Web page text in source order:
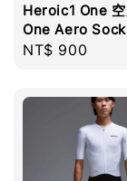
Heroic1 One 空
One Aero
Regular
NT$ 900